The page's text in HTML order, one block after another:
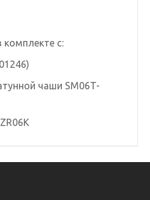
комплекте с:
чаши SM06T-